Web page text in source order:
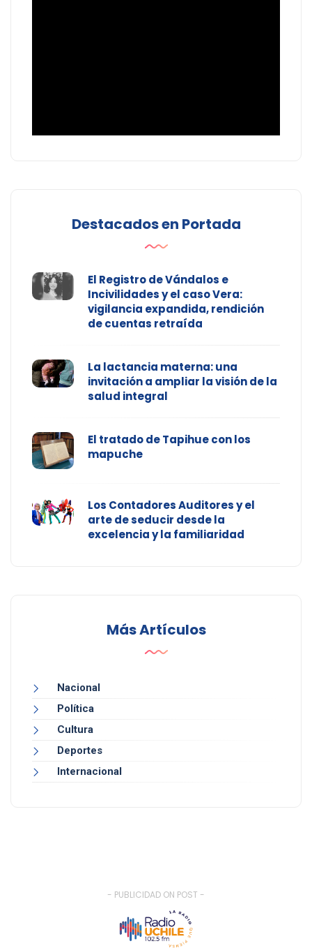
Destacados en Portada
El Registro de Vándalos e
Incivilidades y el caso Vera:
vigilancia expandida, rendición
de cuentas retraída
La lactancia materna: una
invitación a ampliar la visión de la
salud integral
El tratado de Tapihue con los
mapuche
Los Contadores Auditores y el
arte de seducir desde la
excelencia y la familiaridad
Más Artículos
Nacional
Política
Cultura
Deportes
Internacional
- PUBLICIDAD ON POST -